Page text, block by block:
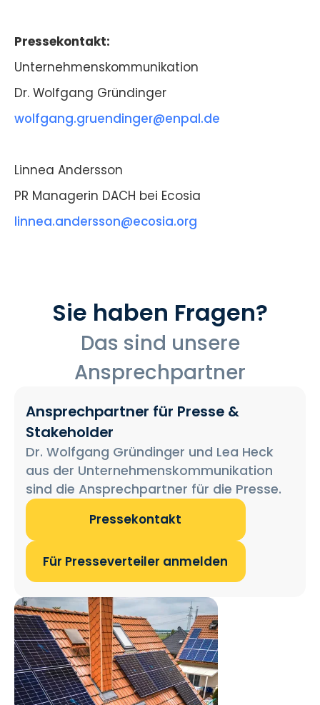
Pressekontakt:
Unternehmenskommunikation
Dr. Wolfgang Gründinger
wolfgang.gruendinger@enpal.de
Linnea Andersson
PR Managerin DACH bei Ecosia
linnea.andersson@ecosia.org
Sie haben Fragen?
Das sind unsere
Ansprechpartner
Ansprechpartner für Presse &
Stakeholder
Dr. Wolfgang Gründinger und Lea Heck
aus der Unternehmenskommunikation
sind die Ansprechpartner für die Presse.
Pressekontakt
Für Presseverteiler anmelden